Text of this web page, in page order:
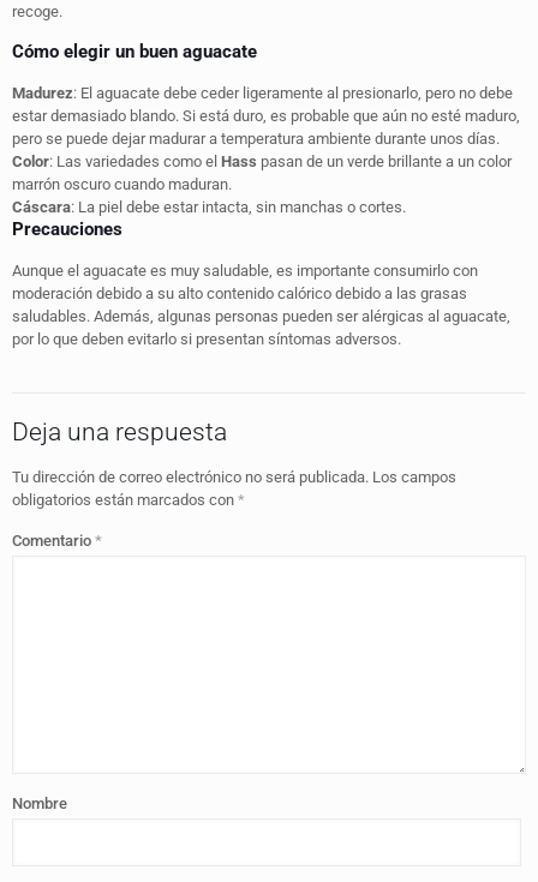
recoge.
Cómo elegir un buen aguacate
Madurez: El aguacate debe ceder ligeramente al presionarlo, pero no debe
estar demasiado blando. Si está duro, es probable que aún no esté maduro,
pero se puede dejar madurar a temperatura ambiente durante unos días.
Color: Las variedades como el Hass pasan de un verde brillante a un color
marrón oscuro cuando maduran.
Cáscara: La piel debe estar intacta, sin manchas o cortes.
Precauciones
Aunque el aguacate es muy saludable, es importante consumirlo con
moderación debido a su alto contenido calórico debido a las grasas
saludables. Además, algunas personas pueden ser alérgicas al aguacate,
por lo que deben evitarlo si presentan síntomas adversos.
Deja una respuesta
Tu dirección de correo electrónico no será publicada. Los campos
obligatorios están marcados con *
Comentario *
Nombre